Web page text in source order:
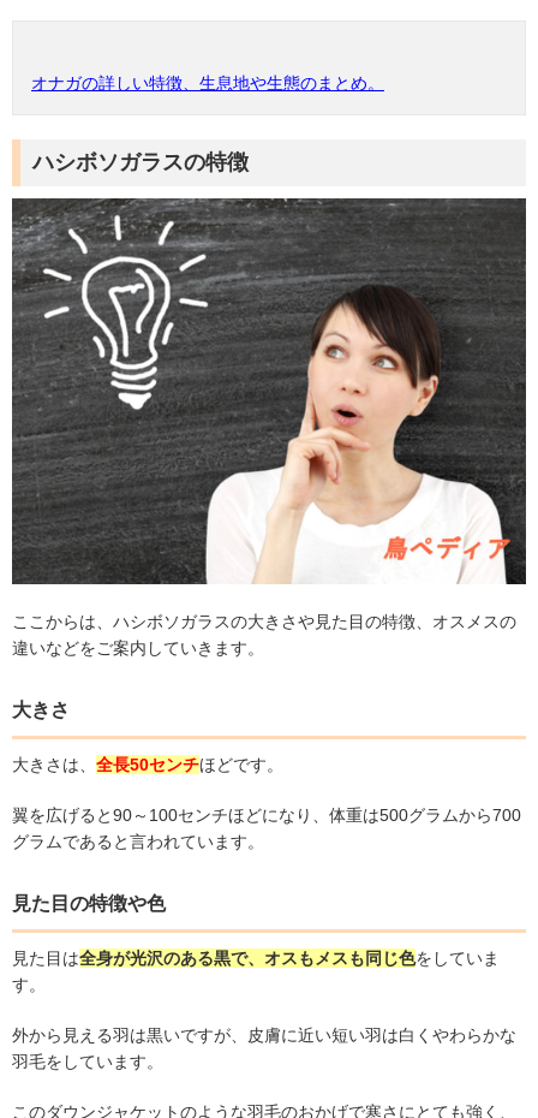
オナガの詳しい特徴、生息地や生態のまとめ。
ハシボソガラスの特徴
ここからは、ハシボソガラスの大きさや見た目の特徴、オスメスの
違いなどをご案内していきます。
大きさ
大きさは、 全長50センチほどです。
翼を広げると90～ 100センチほどになり、体重は500グラムから700
グラムであると言われています。
見た目の特徴や色
見た目は全身が光沢のある黒で、オスもメスも同じ色をしていま
す。
外から見える羽は黒いですが、皮膚に近い短い羽は白くやわらかな
羽毛をしています。
このダウンジャケットのような羽毛のおかげで寒さにとても強く、